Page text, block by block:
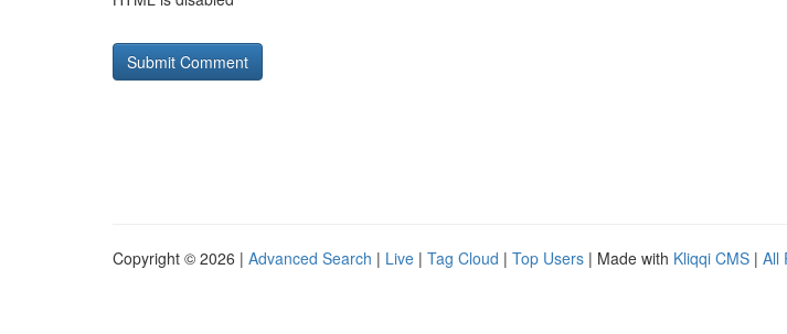
Copyright © 2026 | Advanced Search | Live | Tag Cloud | Top Users | Made with Kliqqi CMS | All